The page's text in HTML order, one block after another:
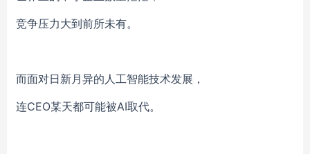
竞争压力大到前所未有。
而面对日新月异的人工智能技术发展，
连CEO某天都可能被AI取代。